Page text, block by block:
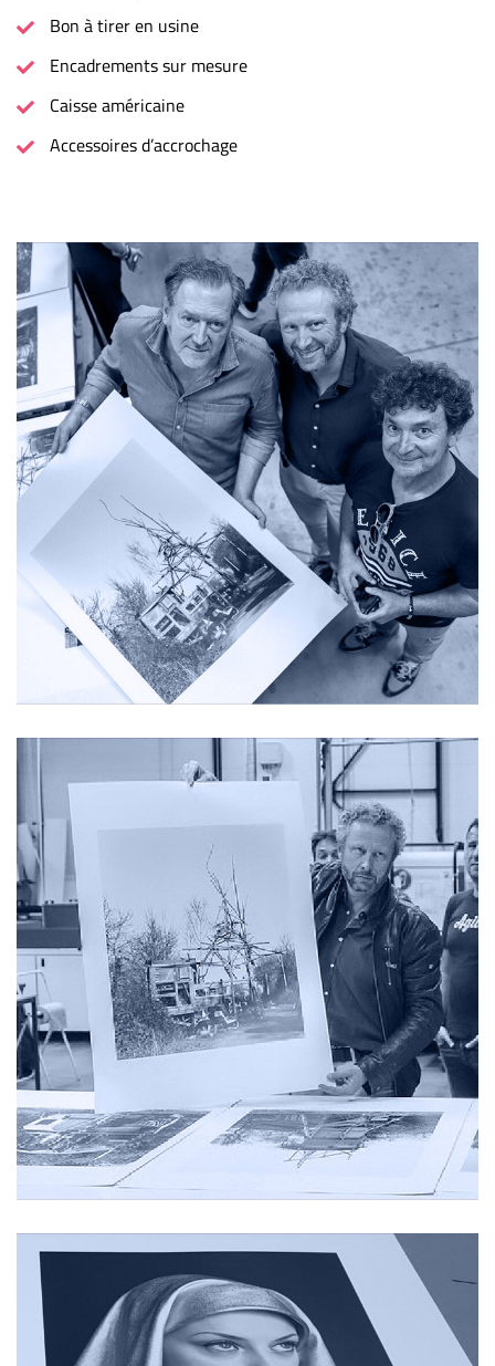
Bon à tirer en usine
Encadrements sur mesure
Caisse américaine
Accessoires d’accrochage